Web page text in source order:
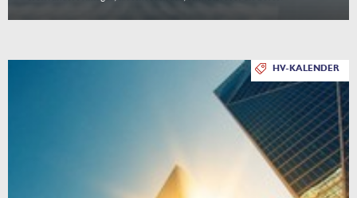
HV-KALENDER